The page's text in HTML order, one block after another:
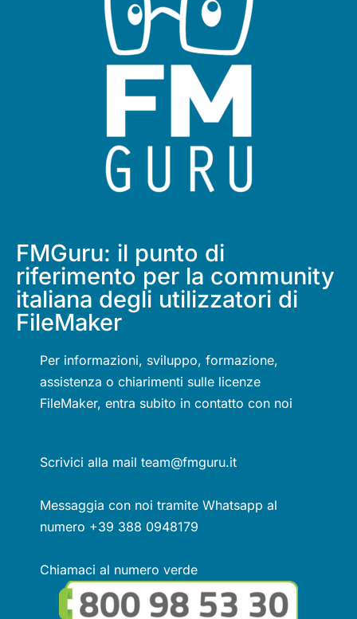
FMGuru: il punto di
riferimento per la community
italiana degli utilizzatori di
FileMaker
Per informazioni, sviluppo, formazione,
assistenza o chiarimenti sulle licenze
FileMaker, entra subito in contatto con noi
Scrivici alla mail team@fmguru.it
Messaggia con noi tramite Whatsapp al
numero +39 388 0948179
Chiamaci al numero verde